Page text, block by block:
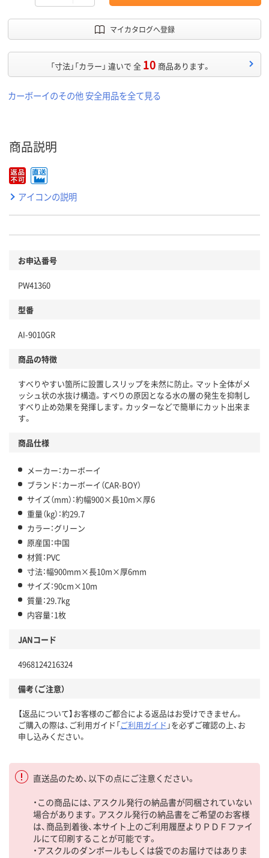
マイカタログへ登録
「寸法」「カラー」 違いで 全 10 商品あります。
カーボーイのその他 安全用品を全て見る
商品説明
アイコンの説明
お申込番号
PW41360
型番
AI-9010GR
商品の特徴
すべりやすい箇所に設置しスリップを未然に防止。マット全体がメ
ッシュ状の水抜け構造。すべりの原因となる水の層の発生を抑制し
すべり止め効果を発揮します。カッターなどで簡単にカット出来ま
す。
商品仕様
メーカー：カーボーイ
ブランド：カーボーイ（CAR-BOY）
サイズ（mm）：約幅900×長10m×厚6
重量（kg）：約29.7
カラー：グリーン
原産国：中国
材質：PVC
寸法：幅900mm×長10m×厚6mm
サイズ：90cm×10m
質量：29.7kg
内容量：1枚
JANコード
4968124216324
備考（ご注意）
【返品について】お客様のご都合による返品はお受けできません。
ご購入の際は、ご利用ガイド「ご利用ガイド 」を必ずご確認の上、お
申し込みください。
直送品のため、以下の点にご注意ください。
・この商品には、アスクル発行の納品書が同梱されていない
場合があります。アスクル発行の納品書をご希望のお客様
は、商品到着後、本サイト上のご利用履歴よりＰＤＦファイ
ルにて印刷することが可能です。
・アスクルのダンボールもしくは袋でのお届けではありま